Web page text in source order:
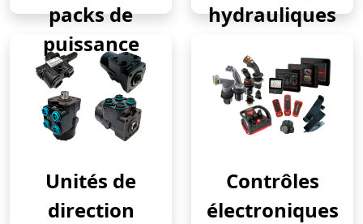
packs de
puissance
hydrauliques
Unités de
direction
Contrôles
électroniques